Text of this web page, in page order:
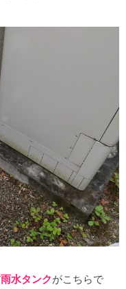
雨水タンクがこちらで